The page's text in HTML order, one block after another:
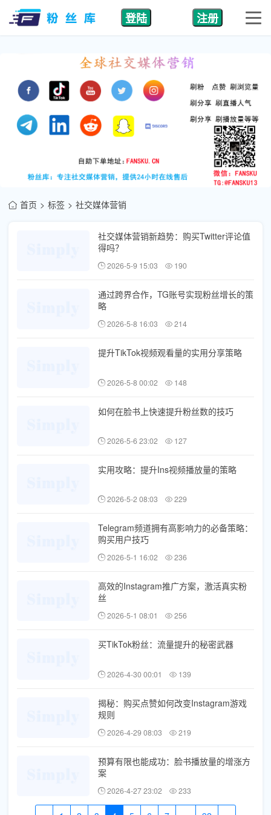
登陆 注册
首页 标签 社交媒体营销
社交媒体营销新趋势：购买Twitter评论值
得吗？
2026-5-9 15:03 190
通过跨界合作，TG账号实现粉丝增长的策
略
2026-5-8 16:03 214
提升TikTok视频观看量的实用分享策略
2026-5-8 00:02 148
如何在脸书上快速提升粉丝数的技巧
2026-5-6 23:02 127
实用攻略：提升Ins视频播放量的策略
2026-5-2 08:03 229
Telegram频道拥有高影响力的必备策略：
购买用户技巧
2026-5-1 16:02 236
高效的Instagram推广方案，激活真实粉
丝
2026-5-1 08:01 256
买TikTok粉丝：流量提升的秘密武器
2026-4-30 00:01 139
揭秘：购买点赞如何改变Instagram游戏
规则
2026-4-29 08:03 219
预算有限也能成功：脸书播放量的增涨方
案
2026-4-27 23:02 233